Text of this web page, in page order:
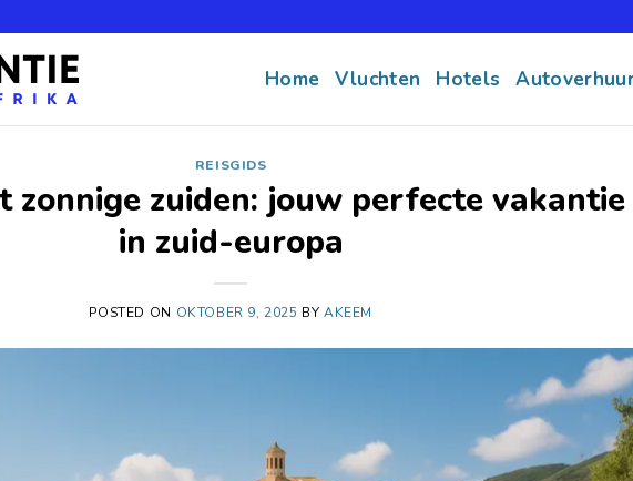
Home Vluchten Hotels
REISGIDS
zonnige zuiden: jouw perfecte vakantie
in zuid-europa
POSTED ON OKTOBER 9, 2025 BYAKEEM